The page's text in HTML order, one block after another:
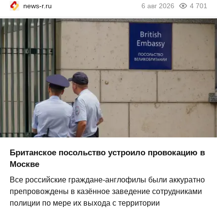
news-r.ru 6 авг 2026 4 701
Британское посольство устроило провокацию в
Москве
Все российские граждане-англофилы были аккуратно
препровождены в казённое заведение сотрудниками
полиции по мере их выхода с территории